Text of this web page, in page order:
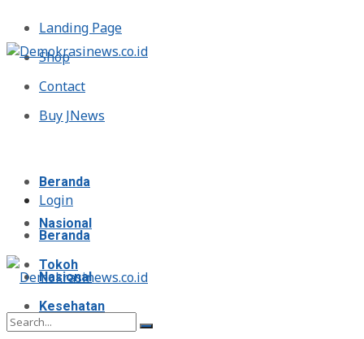
Landing Page
Shop
Contact
Buy JNews
Login
Beranda
Nasional
Tokoh
Kesehatan
Beranda
Nasional
Tokoh